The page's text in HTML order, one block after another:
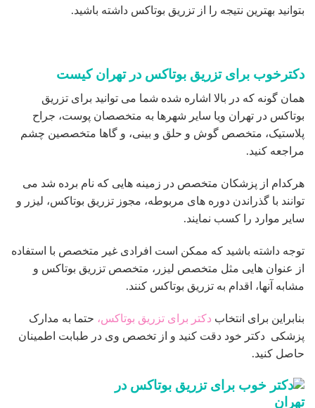
بتوانید بهترین نتیجه را از تزریق بوتاکس داشته باشید.
دکترخوب برای تزریق بوتاکس در تهران کیست
همان گونه که در بالا اشاره شده شما می توانید برای تزریق
بوتاکس در تهران ویا سایر شهرها به متخصصان پوست، جراح
پلاستیک، متخصص گوش و حلق و بینی، و گاها متخصصین چشم
مراجعه کنید.
هرکدام از پزشکان متخصص در زمینه هایی که نام برده شد می
توانند با گذراندن دوره های مربوطه، مجوز تزریق بوتاکس، لیزر و
سایر موارد را کسب نمایند.
توجه داشته باشید که ممکن است افرادی غیر متخصص با استفاده
از عنوان هایی مثل متخصص لیزر، متخصص تزریق بوتاکس و
مشابه آنها، اقدام به تزریق بوتاکس کنند.
بنابراین برای انتخاب دکتر برای تزریق بوتاکس، حتما به مدارک
پزشکی دکتر خود دقت کنید و از تخصص وی در طبابت اطمینان
حاصل کنید.